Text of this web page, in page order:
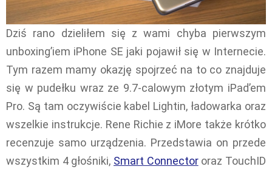
Dziś rano dzieliłem się z wami chyba pierwszym
unboxing’iem iPhone SE jaki pojawił się w Internecie.
Tym razem mamy okazję spojrzeć na to co znajduje
się w pudełku wraz ze 9.7-calowym złotym iPad’em
Pro. Są tam oczywiście kabel Lightin, ładowarka oraz
wszelkie instrukcje. Rene Richie z iMore także krótko
recenzuje samo urządzenia. Przedstawia on przede
wszystkim 4 głośniki, Smart Connectororaz TouchID